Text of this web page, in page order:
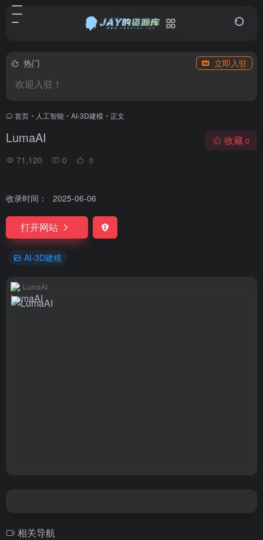
热门 立即入驻
欢迎入驻！
首页 • 人工智能 • AI-3D建模 • 正文
LumaAI
71,120 0 0
收藏 0
收录时间： 2025-06-06
打开网站
AI-3D建模
LumaAI
相关导航